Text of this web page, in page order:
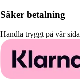
Säker betalning
Handla tryggt på vår sida